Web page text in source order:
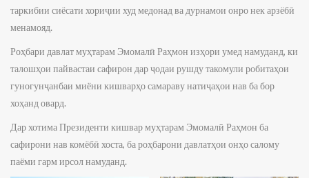
таркибии сиёсати хориҷии худ медонад ва дурнамои онро нек арзёбӣ
менамояд.
Роҳбари давлат муҳтарам Эмомалӣ Раҳмон изҳори умед намуданд, ки
талошҳои пайвастаи сафирон дар ҷодаи рушду такомули робитаҳои
гуногунҷанбаи миёни кишварҳо самараву натиҷаҳои нав ба бор
хоҳанд овард.
Дар хотима Президенти кишвар муҳтарам Эмомалӣ Раҳмон ба
сафирони нав комёбӣ хоста, ба роҳбарони давлатҳои онҳо салому
паёми гарм ирсол намуданд.